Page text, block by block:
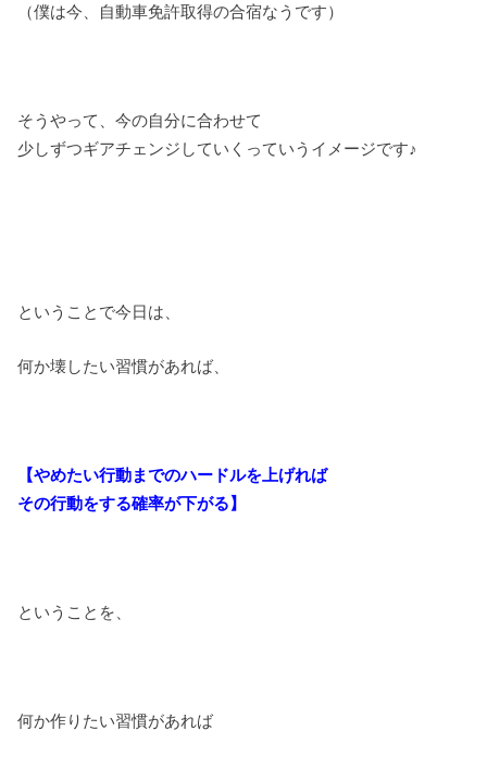
（僕は今、自動車免許取得の合宿なうです）
そうやって、今の自分に合わせて
少しずつギアチェンジしていくっていうイメージです♪
ということで今日は、
何か壊したい習慣があれば、
【やめたい行動までのハードルを上げれば
その行動をする確率が下がる】
ということを、
何か作りたい習慣があれば